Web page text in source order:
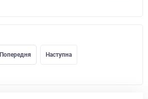
Попередня Наступна